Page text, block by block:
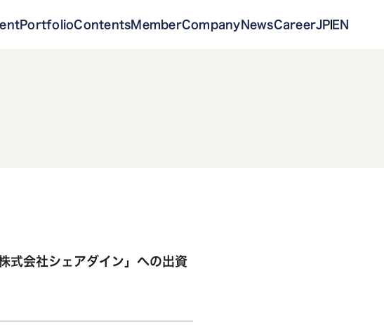
PortfolioContentsMemberCompanyNewsCareerJP EN
式会社シェアダイン」への出資